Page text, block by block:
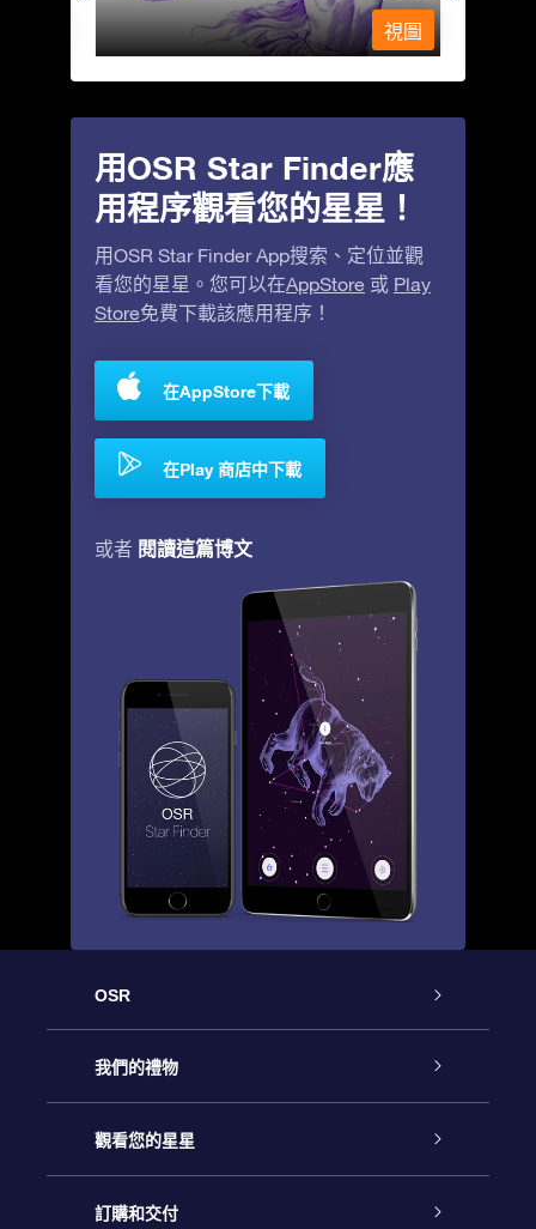
視圖
用OSR Star Finder應
用程序觀看您的星星！
用OSR Star Finder App搜索、定位並觀
看您的星星。您可以在AppStore 或 Play
Store免費下載該應用程序！
在AppStore下載
在Play 商店中下載
或者 閱讀這篇博文
OSR
客戶服務
聯繫我們
博客
我們的禮物
Online Star禮物
OSR禮物包
觀看您的星星
星星注册
訂購和交付